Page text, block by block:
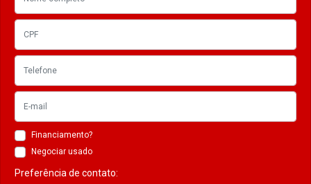
Financiamento?
Negociar usado
Preferência de contato: